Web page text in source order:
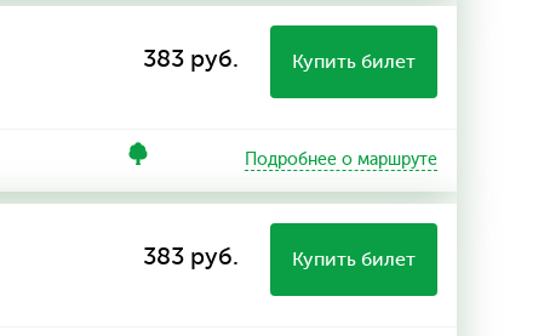
383 руб. Купить билет
Подробнее о маршруте
383 руб. Купить билет